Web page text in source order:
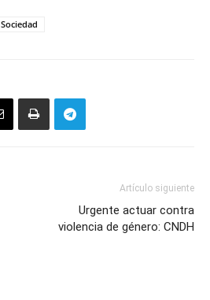
Sociedad
Artículo siguiente
Urgente actuar contra
violencia de género: CNDH